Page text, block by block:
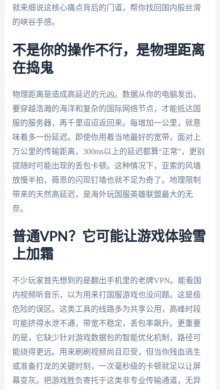
就来细说这核心痛点背后的门道，帮你找回国内般丝滑
的峡谷手感。
不是你的操作不行，是物理距离
在捣鬼
物理距离是造成高延迟的元凶。数据从你的电脑发出，
要穿越浩瀚的海洋和复杂的国际网络节点，才能抵达国
服的服务器，再千里迢迢返回来。每增加一公里，就意
味着多一份延迟。即使你用着当地最好的宽带，面对上
万公里的传输距离，300ms以上的延迟都算“正常”，更别
提随时可能出现的丢包卡顿。这种情况下，亚索的风墙
放慢半拍，薇恩的闪现钉墙也就不足为奇了。地理限制
带来的天然高延迟，是海外玩国服英雄联盟最大的无
奈。
普通VPN？它可能让游戏体验雪
上加霜
不少玩家首先想到的是翻出手机里的老牌VPN。能看国
内视频听音乐，以为用来打国服游戏也没问题。这是极
危险的误区。这类工具的线路多为共享公用，高峰时段
可能挤得水泄不通，带宽不稳定，丢包率飙升。更重要
的是，它缺少针对游戏数据包的智能优化机制，路径可
能绕得更远。用来刷刷视频尚且忍受，但当你残血逃生
或准备打龙的关键时刻，一次毫秒级的卡顿就足以让屏
幕变灰。把游戏胜负寄托于这类非专业传输通道，无异